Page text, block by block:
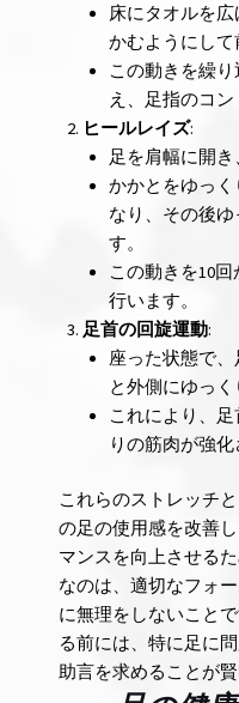
床にタオルを
かむようにして
この動きを繰
え、足指のコン
ヒールレイズ:
足を肩幅に開き
かかとをゆっ
なり、その後
す。
この動きを10
行います。
足首の回旋運動:
座った状態で
と外側にゆっく
これにより、
りの筋肉が強化
これらのストレッチ
の足の使用感を改善
マンスを向上させる
なのは、適切なフォ
に無理をしないこと
る前には、特に足に
助言を求めることが賢